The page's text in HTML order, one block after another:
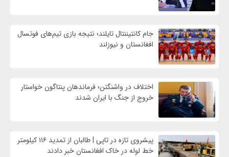
جام کانتیننتال تایلند؛ نتیجه بازی تیم‌های فوتسال
افغانستان و نیوزلند
اختلاف در واشنگتن؛ فرماندهان پنتاگون خواستار
خروج از جنگ با ایران شدند
پیشروی تازه در تاپی | طالبان از تمدید ۱۱۶ کیلومتر
خط لوله در خاک افغانستان خبر دادند